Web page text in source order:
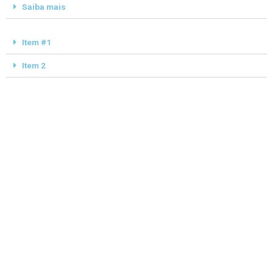
Saiba mais
Item #1
Item 2